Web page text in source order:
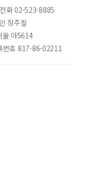
화 02-523-8885
정주필
울 아5614
번호 817-86-02211